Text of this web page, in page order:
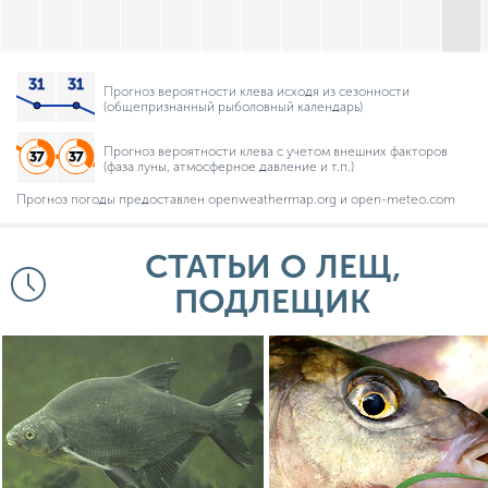
Прогноз вероятности клева исходя из сезонности
(общепризнанный рыболовный календарь)
Прогноз вероятности клева с учетом внешних факторов
(фаза луны, атмосферное давление и т.п.)
Прогноз погоды предоставлен openweathermap.org и open-meteo.com
СТАТЬИ О ЛЕЩ,
ПОДЛЕЩИК